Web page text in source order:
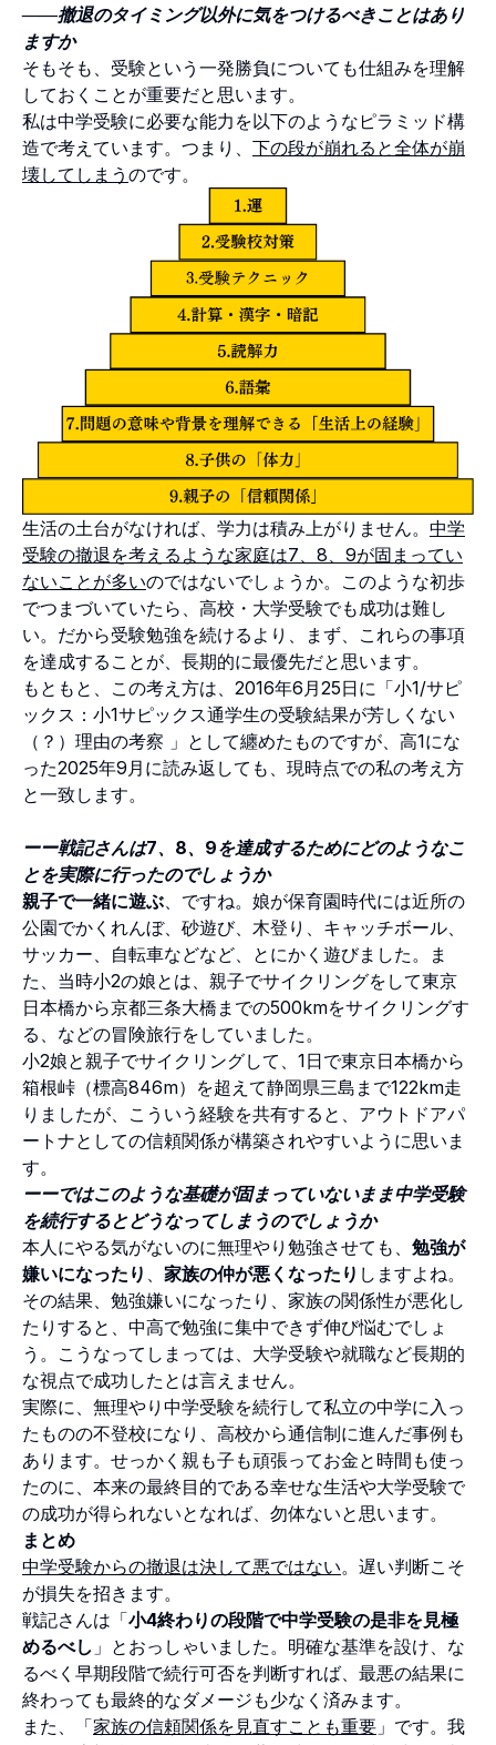
――撤退のタイミング以外に気をつけるべきことはあり
ますか
そもそも、受験という一発勝負についても仕組みを理解
しておくことが重要だと思います。
私は中学受験に必要な能力を以下のようなピラミッド構
造で考えています。つまり、 下の段が崩れると全体が崩
壊してしまう のです。
生活の土台がなければ、学力は積み上がりません。 中学
受験の撤退を考えるような家庭は7、8、9が固まってい
ないことが多いのではないでしょうか。このような初歩
でつまづいていたら、高校・大学受験でも成功は難し
い。だから受験勉強を続けるより、まず、これらの事項
を達成することが、長期的に最優先だと思います。
もともと、この考え方は、2016年6月25日に「小1/サピ
ックス：小1サピックス通学生の受験結果が芳しくない
（？）理由の考察 」として纏めたものですが、高1にな
った2025年9月に読み返しても、現時点での私の考え方
と一致します。
ーー戦記さんは7、8、9を達成するためにどのようなこ
とを実際に行ったのでしょうか
親子で一緒に遊ぶ 、ですね。娘が保育園時代には近所の
公園でかくれんぼ、砂遊び、木登り、キャッチボール、
サッカー、自転車などなど、とにかく遊びました。ま
た、当時小2の娘とは、親子でサイクリングをして東京
日本橋から京都三条大橋までの500kmをサイクリングす
る、などの冒険旅行をしていました。
小2娘と親子でサイクリングして、1日で東京日本橋から
箱根峠（標高846m）を超えて静岡県三島まで122km走
りましたが、こういう経験を共有すると、アウトドアパ
ートナとしての信頼関係が構築されやすいように思いま
す。
ーーではこのような基礎が固まっていないまま中学受験
を続行するとどうなってしまうのでしょうか
本人にやる気がないのに無理やり勉強させても、 勉強が
嫌いになったり
家族の仲が悪くなったり しますよね。
その結果、勉強嫌いになったり、家族の関係性が悪化し
たりすると、中高で勉強に集中できず伸び悩むでしょ
う。こうなってしまっては、大学受験や就職など長期的
な視点で成功したとは言えません。
実際に、無理やり中学受験を続行して私立の中学に入っ
たものの不登校になり、高校から通信制に進んだ事例も
あります。せっかく親も子も頑張ってお金と時間も使っ
たのに、本来の最終目的である幸せな生活や大学受験で
の成功が得られないとなれば、勿体ないと思います。
まとめ
中学受験からの撤退は決して悪ではない。遅い判断こそ
が損失を招きます。
戦記さんは「小4終わりの段階で中学受験の是非を見極
めるべし 」とおっしゃいました。明確な基準を設け、な
るべく早期段階で続行可否を判断すれば、最悪の結果に
終わっても最終的なダメージも少なく済みます。
また、「家族の信頼関係を見直すことも重要 」です。我